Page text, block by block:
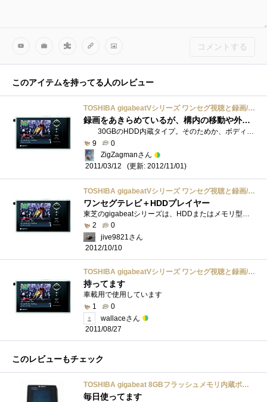
コメントする
このアイテムを持ってる人のレビュー
TOSHIBA gigabeatVシリーズ ワンセグ視聴と録画/再生機能搭載ハードディスクオーディオプレーヤー 30GBHDD インディアンブラック MEV30T(K)
録画をあきらめているが、構内の移動や外出時にどうしても見たい番組がある場合便利
30GBのHDD内蔵タイプ。そのためか、ボディは厚みがあり、ちょっと重いので、特に夏のシャツなどの胸ポケットに入れるのには適さない。 ポ�...
9
0
ZigZagmanさん
2011/03/12
(更新: 2012/11/01)
TOSHIBA gigabeatVシリーズ ワンセグ視聴と録画/再生機能搭載ハードディスクオーディオプレーヤー 30GBHDD インディアンブラック MEV30T(K)
ワンセグテレビ＋HDDプレイヤー
2
0
jive9821さん
2012/10/10
TOSHIBA gigabeatVシリーズ ワンセグ視聴と録画/再生機能搭載ハードディスクオーディオプレーヤー 30GBHDD インディアンブラック MEV30T(K)
持ってます
車載用で使用しています
1
0
wallaceさん
2011/08/27
このレビューもチェック
TOSHIBA gigabeat 8GBフラッシュメモリ内蔵ポータブルメディアプレーヤー 無線LAN機能搭載 MET802(KL) ブラック
毎日使ってます